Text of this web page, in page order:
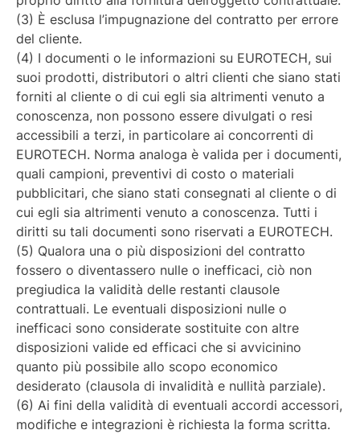
(3) È esclusa l’impugnazione del contratto per errore
del cliente.
(4) I documenti o le informazioni su EUROTECH, sui
suoi prodotti, distributori o altri clienti che siano stati
forniti al cliente o di cui egli sia altrimenti venuto a
conoscenza, non possono essere divulgati o resi
accessibili a terzi, in particolare ai concorrenti di
EUROTECH. Norma analoga è valida per i documenti,
quali campioni, preventivi di costo o materiali
pubblicitari, che siano stati consegnati al cliente o di
cui egli sia altrimenti venuto a conoscenza. Tutti i
diritti su tali documenti sono riservati a EUROTECH.
(5) Qualora una o più disposizioni del contratto
fossero o diventassero nulle o inefficaci, ciò non
pregiudica la validità delle restanti clausole
contrattuali. Le eventuali disposizioni nulle o
inefficaci sono considerate sostituite con altre
disposizioni valide ed efficaci che si avvicinino
quanto più possibile allo scopo economico
desiderato (clausola di invalidità e nullità parziale).
(6) Ai fini della validità di eventuali accordi accessori,
modifiche e integrazioni è richiesta la forma scritta.